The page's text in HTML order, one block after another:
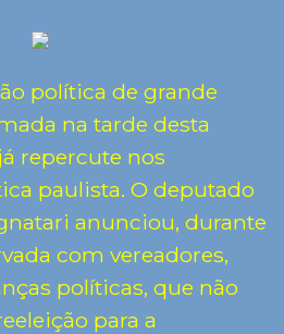
política de grande
na tarde desta
repercute nos
paulista. O deputado
anunciou, durante
com vereadores,
políticas, que não
para a